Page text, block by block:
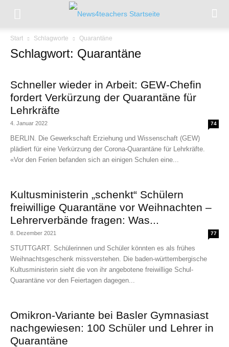
Start Schlagworte Quarantäne
Schlagwort: Quarantäne
Schneller wieder in Arbeit: GEW-Chefin
fordert Verkürzung der Quarantäne für
Lehrkräfte
4. Januar 2022 74
BERLIN. Die Gewerkschaft Erziehung und Wissenschaft (GEW)
plädiert für eine Verkürzung der Corona-Quarantäne für Lehrkräfte.
«Vor den Ferien befanden sich an einigen Schulen eine...
Kultusministerin „schenkt“ Schülern
freiwillige Quarantäne vor Weihnachten –
Lehrerverbände fragen: Was...
8. Dezember 2021 77
STUTTGART. Schülerinnen und Schüler könnten es als frühes
Weihnachtsgeschenk missverstehen. Die baden-württembergische
Kultusministerin sieht die von ihr angebotene freiwillige Schul-
Quarantäne vor den Feiertagen dagegen...
Omikron-Variante bei Basler Gymnasiast
nachgewiesen: 100 Schüler und Lehrer in
Quarantäne